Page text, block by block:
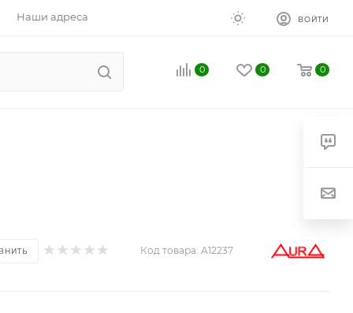
Наши адреса ВОЙТИ
0 0 0
Код товара: A12237